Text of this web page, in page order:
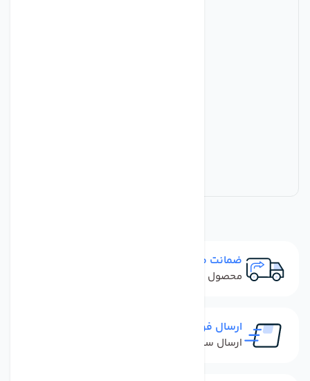
ضمانت مرجوعی
محصول نباید آسیب دیده باشد
ارسال فوری
ارسال سفارش در کمترین زمان ممکن